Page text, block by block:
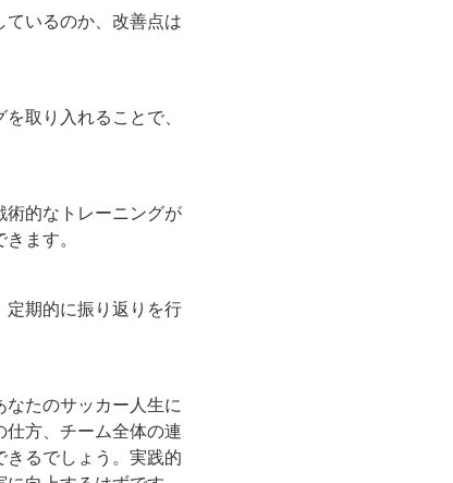
ているのか、改善点は
取り入れることで、
術的なトレーニングが
ます。
定期的に振り返りを行
たのサッカー人生に
方、チーム全体の連
るでしょう。実践的